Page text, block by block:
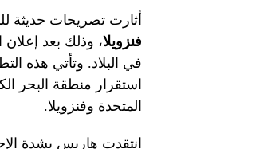
أثارت تصريحات حديثة
فنزويلا، وذلك بعد
في البلاد. وتأتي هذه
استقرار منطقة البحر
المتحدة وفنزويلا.
انتقدت هاريس بشدة